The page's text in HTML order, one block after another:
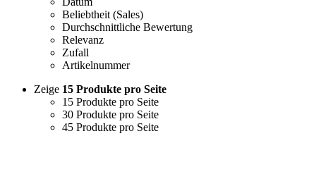
Beliebtheit (Sales)
Durchschnittliche Bewertung
Relevanz
Zufall
Artikelnummer
Zeige 15 Produkte pro Seite
15 Produkte pro Seite
30 Produkte pro Seite
45 Produkte pro Seite